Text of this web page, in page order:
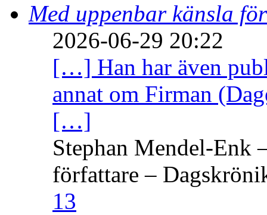
Med uppenbar känsla
2026-06-29 20:22
[…] Han har även
annat om Firman
[…]
Stephan Mendel-Enk
författare –
13